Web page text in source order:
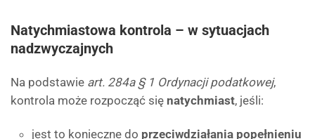
Natychmiastowa kontrola – w sytuacjach
nadzwyczajnych
Na podstawie art. 284a § 1 Ordynacji podatkowej,
kontrola może rozpocząć się natychmiast, jeśli:
jest to konieczne do przeciwdziałania popełnieniu